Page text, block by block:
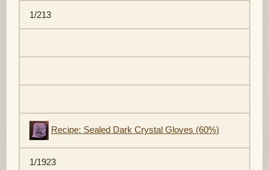
1/213
Recipe: Sealed Dark Crystal Gloves (60%)
1/1923